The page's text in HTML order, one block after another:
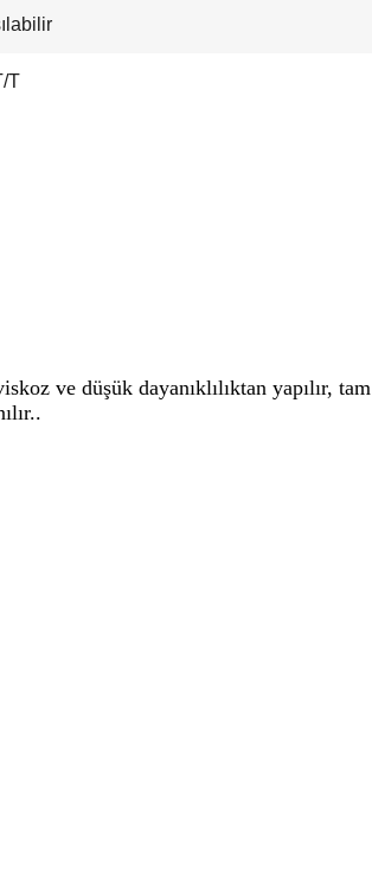
T
ve düşük dayanıklılıktan yapılır, tam